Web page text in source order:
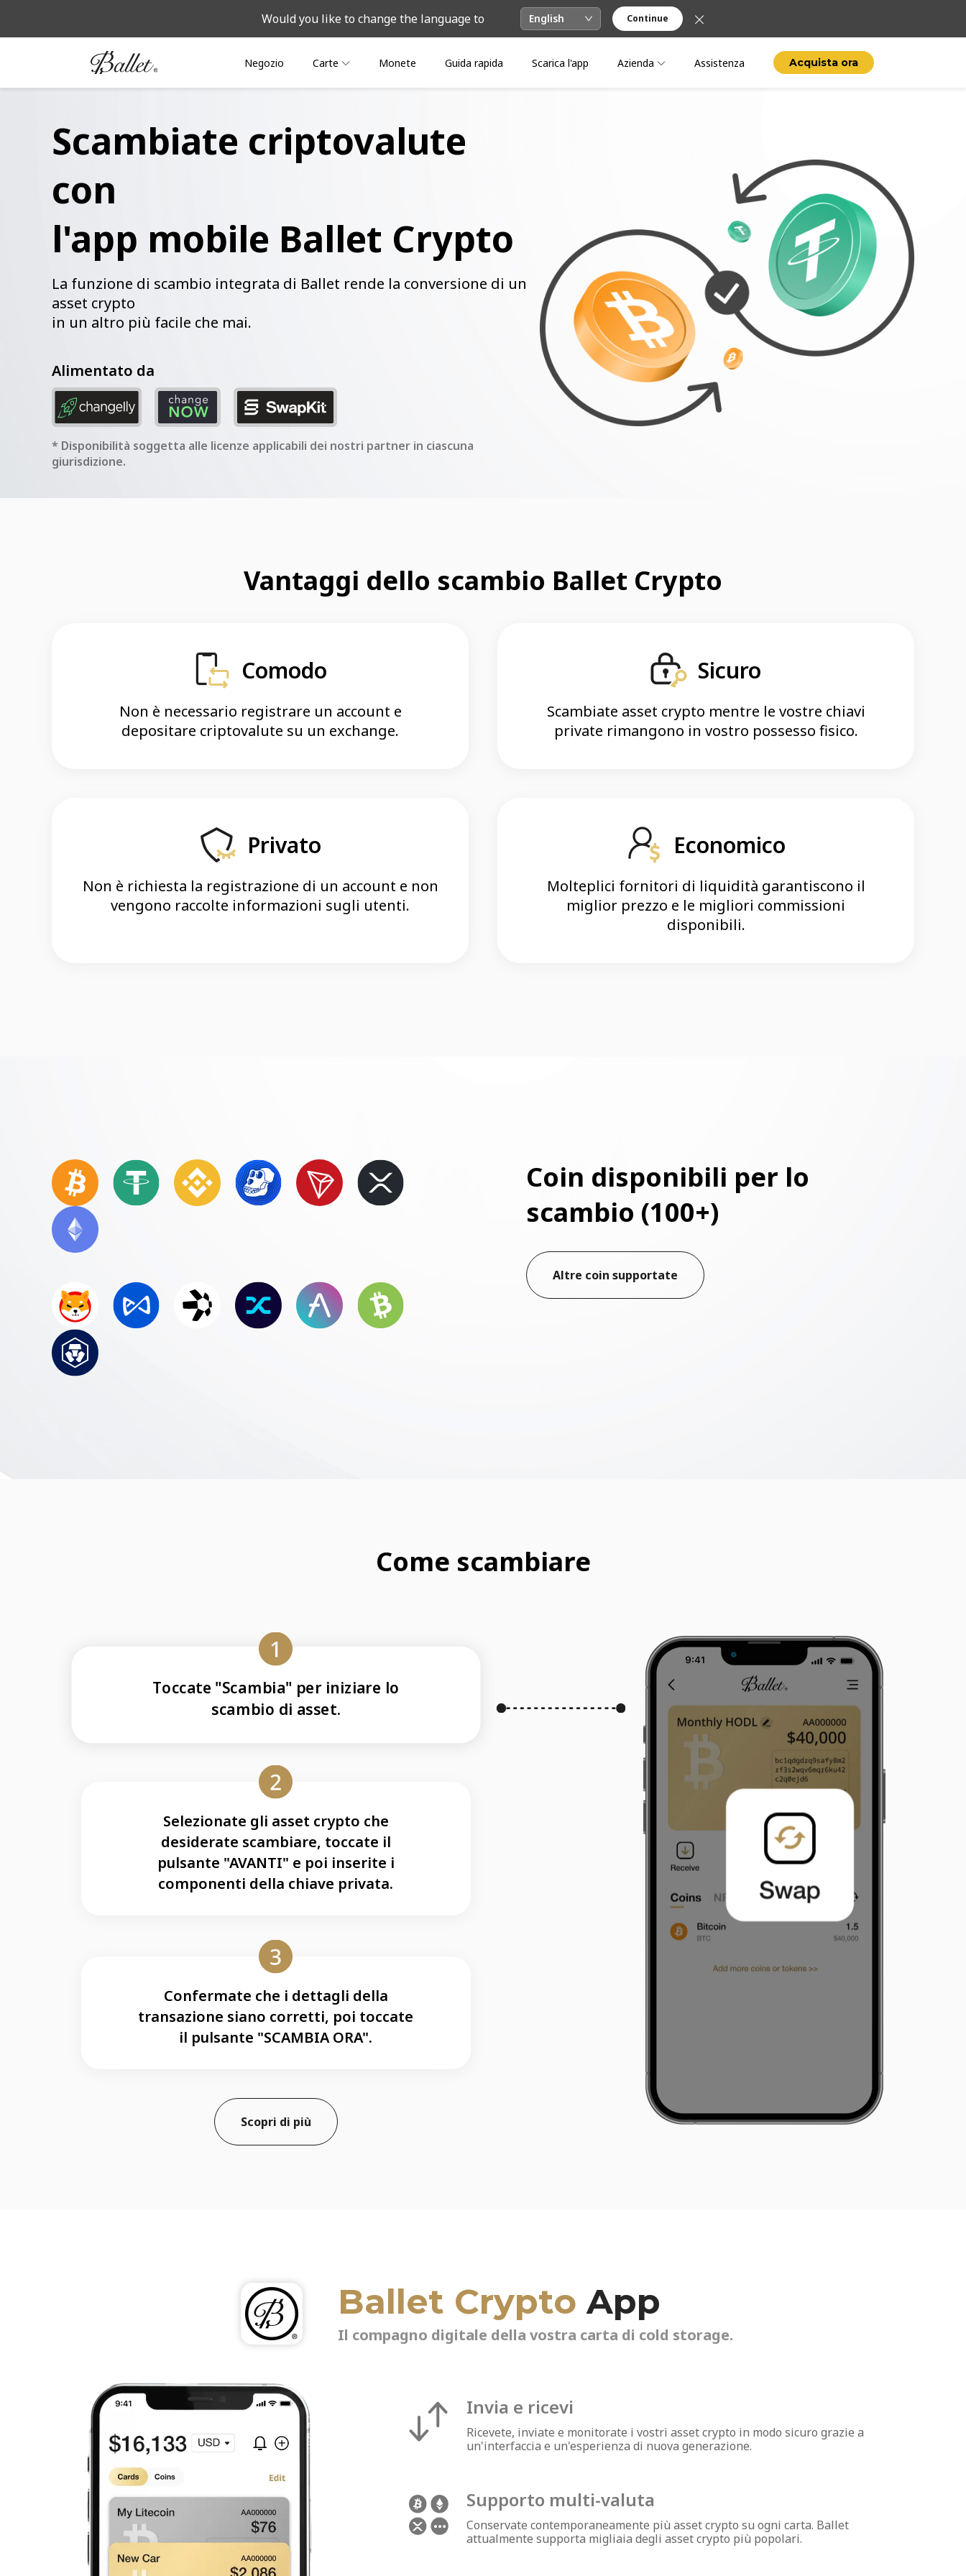
Would you like to change the language to English Continue
Negozio Carte Monete Guida rapida Scarica l'app Azienda Assistenza Acquista ora
Scambiate criptovalute
con
l'app mobile Ballet Crypto
La funzione di scambio integrata di Ballet rende la conversione di un
asset crypto
in un altro più facile che mai.
Alimentato da
* Disponibilità soggetta alle licenze applicabili dei nostri partner in ciascuna
giurisdizione.
Vantaggi dello scambio Ballet Crypto
Comodo
Non è necessario registrare un account e
depositare criptovalute su un exchange.
Sicuro
Scambiate asset crypto mentre le vostre chiavi
private rimangono in vostro possesso fisico.
Privato
Non è richiesta la registrazione di un account e non
vengono raccolte informazioni sugli utenti.
Economico
Molteplici fornitori di liquidità garantiscono il
miglior prezzo e le migliori commissioni
disponibili.
Coin disponibili per lo
scambio (100+)
Altre coin supportate
Come scambiare
Toccate "Scambia" per iniziare lo
scambio di asset.
Selezionate gli asset crypto che
desiderate scambiare, toccate il
pulsante "AVANTI" e poi inserite i
componenti della chiave privata.
Confermate che i dettagli della
transazione siano corretti, poi toccate
il pulsante "SCAMBIA ORA".
Scopri di più
Ballet Crypto App
Il compagno digitale della vostra carta di cold storage.
Invia e ricevi
Ricevete, inviate e monitorate i vostri asset crypto in modo sicuro grazie a
un'interfaccia e un'esperienza di nuova generazione.
Supporto multi-valuta
Conservate contemporaneamente più asset crypto su ogni carta. Ballet
attualmente supporta migliaia degli asset crypto più popolari.